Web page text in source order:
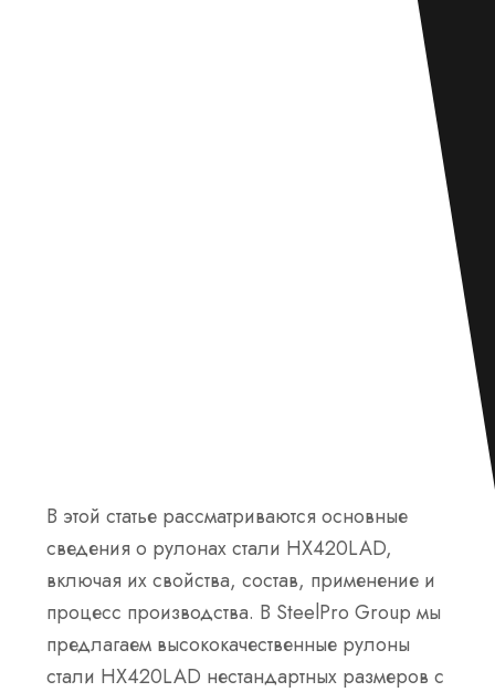
В этой статье рассматриваются основные
сведения о рулонах стали HX420LAD,
включая их свойства, состав, применение и
процесс производства. В SteelPro Group мы
предлагаем высококачественные рулоны
стали HX420LAD нестандартных размеров с